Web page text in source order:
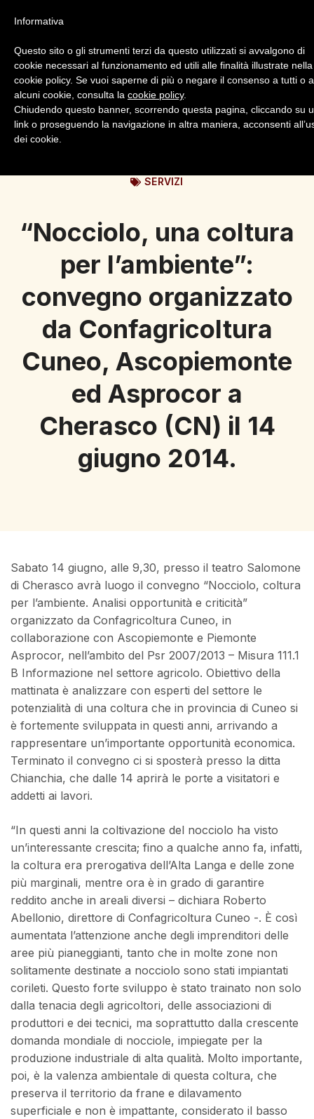
Login Registrazione
SERVIZI
“Nocciolo, una coltura
per l’ambiente”:
convegno organizzato
da Confagricoltura
Cuneo, Ascopiemonte
ed Asprocor a
Cherasco (CN) il 14
giugno 2014.
Sabato 14 giugno, alle 9,30, presso il teatro Salomone
di Cherasco avrà luogo il convegno “Nocciolo, coltura
per l’ambiente. Analisi opportunità e criticità”
organizzato da Confagricoltura Cuneo, in
collaborazione con Ascopiemonte e Piemonte
Asprocor, nell’ambito del Psr 2007/2013 – Misura 111.1
B Informazione nel settore agricolo. Obiettivo della
mattinata è analizzare con esperti del settore le
potenzialità di una coltura che in provincia di Cuneo si
è fortemente sviluppata in questi anni, arrivando a
rappresentare un’importante opportunità economica.
Terminato il convegno ci si sposterà presso la ditta
Chianchia, che dalle 14 aprirà le porte a visitatori e
addetti ai lavori.
“In questi anni la coltivazione del nocciolo ha visto
un’interessante crescita; fino a qualche anno fa, infatti,
la coltura era prerogativa dell’Alta Langa e delle zone
più marginali, mentre ora è in grado di garantire
reddito anche in areali diversi – dichiara Roberto
Abellonio, direttore di Confagricoltura Cuneo -. È così
aumentata l’attenzione anche degli imprenditori delle
aree più pianeggianti, tanto che in molte zone non
solitamente destinate a nocciolo sono stati impiantati
corileti. Questo forte sviluppo è stato trainato non solo
dalla tenacia degli agricoltori, delle associazioni di
produttori e dei tecnici, ma soprattutto dalla crescente
domanda mondiale di nocciole, impiegate per la
produzione industriale di alta qualità. Molto importante,
poi, è la valenza ambientale di questa coltura, che
preserva il territorio da frane e dilavamento
superficiale e non è impattante, considerato il basso
Informativa
Questo sito o gli strumenti terzi da questo utilizzati si avvalgono di
cookie necessari al funzionamento ed utili alle finalità illustrate nella
cookie policy. Se vuoi saperne di più o negare il consenso a tutti o
alcuni cookie, consulta la cookie policy.
Chiudendo questo banner, scorrendo questa pagina, cliccando su
link o proseguendo la navigazione in altra maniera, acconsenti
dei cookie.